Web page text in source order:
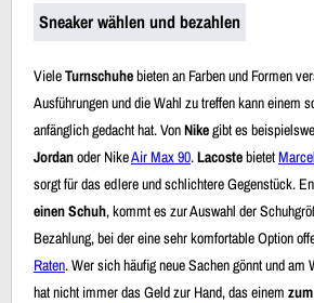
Sneaker wählen und bezahlen
VieleTurnschuhebieten an Farben und Formen
Ausführungen und die Wahl zu treffen kann einem
anfänglich gedacht hat. VonNikegibt es
Jordanoder NikeAir Max 90.LacostebietetMarcel
sorgt für das edlere und schlichtere Gegenstück.
einen Schuh, kommt es zur Auswahl der
Bezahlung, bei der eine sehr komfortable Option
Raten. Wer sich häufig neue Sachen gönnt und am
hat nicht immer das Geld zur Hand, das einem